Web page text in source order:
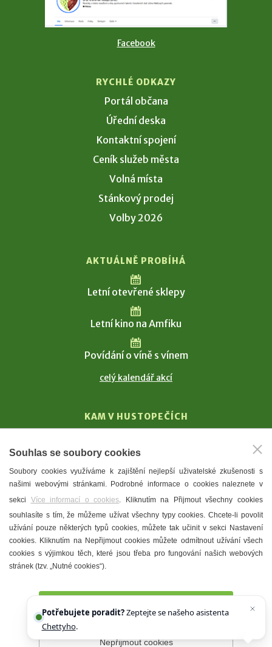
Facebook
RYCHLÉ ODKAZY
Portál občana
Úřední deska
Kontaktní spojení
Ceník služeb města
Volná místa
Stánkový prodej
Volby 2026
AKTUÁLNĚ PROBÍHÁ
Letní otevřené sklepy
Letní kino na Amfiku
Povídání o víně s vínem
celý kalendář akcí
KAM V HUSTOPEČÍCH
T. G. Masaryk
Mandloně
Ubytování
Restaurace
Městské muzeum a galerie
Denní meníčka
Prohlášení o přístupnosti Správce webu
Souhlas se soubory cookies
Soubory cookies využíváme k zajištění nejlepší uživatelské zkušenosti s
našimi webovými stránkami. Podrobné informace o cookies naleznete v
sekci Více informací o cookies. Kliknutím na Přijmout všechny cookies
souhlasíte s tím, že můžeme užívat všechny typy cookies. Chcete-li povolit
užívání pouze některých typů cookies, můžete tak učinit v sekci Nastavení
cookies. Kliknutím na Nepřijmout cookies můžete odmítnout užívání všech
cookies s výjimkou těch, které jsou třeba pro fungování našich webových
stránek (tzv. „Nutné cookies“).
Nepřijmout cookies
Potřebujete poradit?Zeptejte se našeho asistenta
Chettyho.